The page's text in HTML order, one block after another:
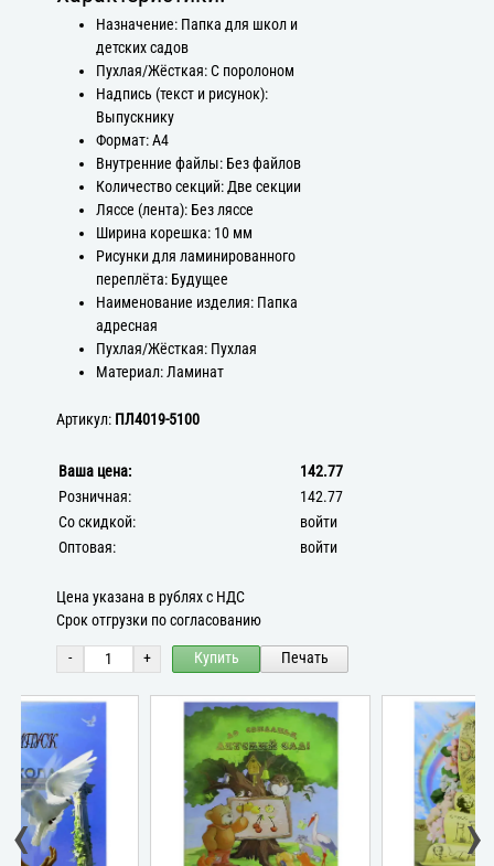
Назначение: Папка для школ и
детских садов
Пухлая/Жёсткая: С поролоном
Надпись (текст и рисунок):
Выпускнику
Формат: А4
Внутренние файлы: Без файлов
Количество секций: Две секции
Ляссе (лента): Без ляссе
Ширина корешка: 10 мм
Рисунки для ламинированного
переплёта: Будущее
Наименование изделия: Папка
адресная
Пухлая/Жёсткая: Пухлая
Материал: Ламинат
Артикул: ПЛ4019-5100
Ваша цена:
142.77
Розничная:
142.77
Со скидкой:
войти
Оптовая:
войти
Цена указана в рублях с НДС
Срок отгрузки по согласованию
- + Купить Печать
‹ ›